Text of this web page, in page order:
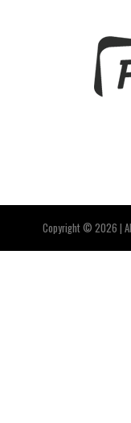
Copyright © 2026 |